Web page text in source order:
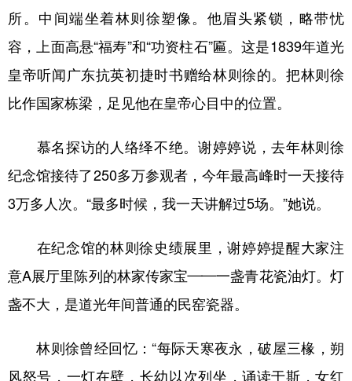
所。中间端坐着林则徐塑像。他眉头紧锁，略带忧
容，上面高悬“福寿”和“功资柱石”匾。这是1839年道光
皇帝听闻广东抗英初捷时书赠给林则徐的。把林则徐
比作国家栋梁，足见他在皇帝心目中的位置。
慕名探访的人络绎不绝。谢婷婷说，去年林则徐
纪念馆接待了250多万参观者，今年最高峰时一天接待
3万多人次。“最多时候，我一天讲解过5场。”她说。
在纪念馆的林则徐史绩展里，谢婷婷提醒大家注
意A展厅里陈列的林家传家宝——一盏青花瓷油灯。灯
盏不大，是道光年间普通的民窑瓷器。
林则徐曾经回忆：“每际天寒夜永，破屋三椽，朔
风怒号，一灯在壁，长幼以次列坐，诵读于斯，女红